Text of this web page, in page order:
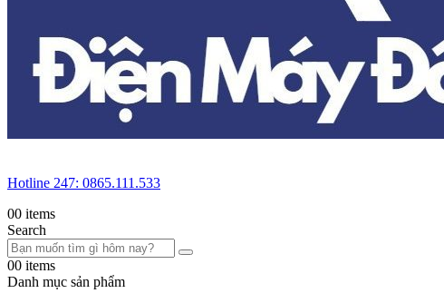
Hotline 247: 0865.111.533
00 items
Search
00 items
Danh mục sản phẩm